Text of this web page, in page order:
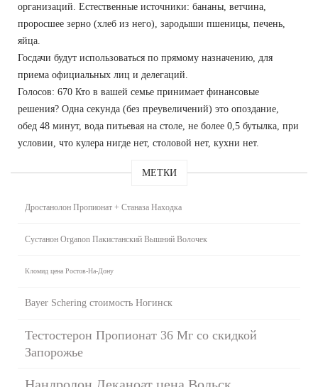
организаций. Естественные источники: бананы, ветчина,
проросшее зерно (хлеб из него), зародыши пшеницы, печень,
яйца.
Госдачи будут использоваться по прямому назначению, для
приема официальных лиц и делегаций.
Голосов: 670 Кто в вашей семье принимает финансовые
решения? Одна секунда (без преувеличений) это опоздание,
обед 48 минут, вода питьевая на столе, не более 0,5 бутылка, при
условии, что кулера нигде нет, столовой нет, кухни нет.
МЕТКИ
Дростанолон Пропионат + Станаза Находка
Сустанон Organon Пакистанский Вышний Волочек
Кломид цена Ростов-На-Дону
Bayer Schering стоимость Ногинск
Тестостерон Пропионат 36 Мг со скидкой
Запорожье